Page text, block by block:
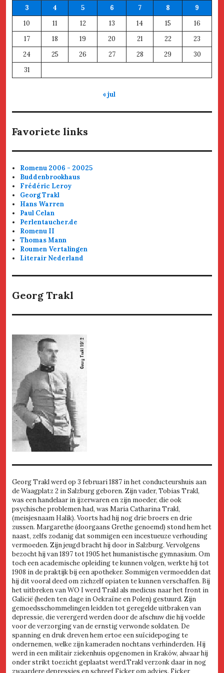
3
4 5 6 7 8
9
10
11 12 13 14 15
16
17
18 19 20 21 22
23
24
25 26 27 28 29
30
31
« jul
Favoriete links
Romenu 2006 - 20025
Buddenbrookhaus
Frédéric Leroy
Georg Trakl
Hans Warren
Paul Celan
Perlentaucher.de
Romenu II
Thomas Mann
Roumen Vertalingen
Literair Nederland
Georg Trakl
Georg Trakl werd op 3 februari 1887 in het conducteurshuis aan
de Waagplatz 2 in Salzburg geboren. Zijn vader, Tobias Trakl,
was een handelaar in ijzerwaren en zijn moeder, die ook
psychische problemen had, was Maria Catharina Trakl,
(meisjesnaam Halik). Voorts had hij nog drie broers en drie
zussen. Margarethe (doorgaans Grethe genoemd) stond hem het
naast, zelfs zodanig dat sommigen een incestueuze verhouding
vermoeden. Zijn jeugd bracht hij door in Salzburg. Vervolgens
bezocht hij van 1897 tot 1905 het humanistische gymnasium. Om
toch een academische opleiding te kunnen volgen, werkte hij tot
1908 in de praktijk bij een apotheker. Sommigen vermoedden dat
hij dit vooral deed om zichzelf opiaten te kunnen verschaffen. Bij
het uitbreken van WO I werd Trakl als medicus naar het front in
Galicië (heden ten dage in Oekraïne en Polen) gestuurd. Zijn
gemoedsschommelingen leidden tot geregelde uitbraken van
depressie, die verergerd werden door de afschuw die hij voelde
voor de verzorging van de ernstig verwonde soldaten. De
spanning en druk dreven hem ertoe een suïcidepoging te
ondernemen, welke zijn kameraden nochtans verhinderden. Hij
werd in een militair ziekenhuis opgenomen in Kraków, alwaar hij
onder strikt toezicht geplaatst werd.Trakl verzonk daar in nog
zwaardere depressies en schreef Ficker om advies. Ficker